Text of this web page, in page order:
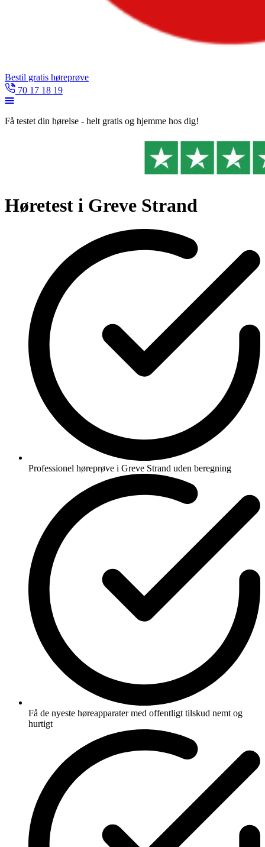
Bestil gratis høreprøve
70 17 18 19
Få testet din hørelse - helt gratis og hjemme hos dig!
Høretest i Greve Strand
Professionel høreprøve i Greve Strand uden beregning
Få de nyeste høreapparater med offentligt tilskud nemt og
hurtigt